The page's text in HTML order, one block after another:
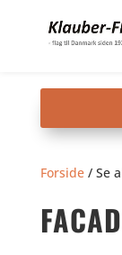
Forside/ Se